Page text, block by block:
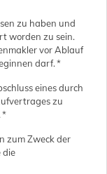
zu haben und
worden zu sein.
vor Ablauf
darf. *
eines durch
zu
*
zum Zweck der
die